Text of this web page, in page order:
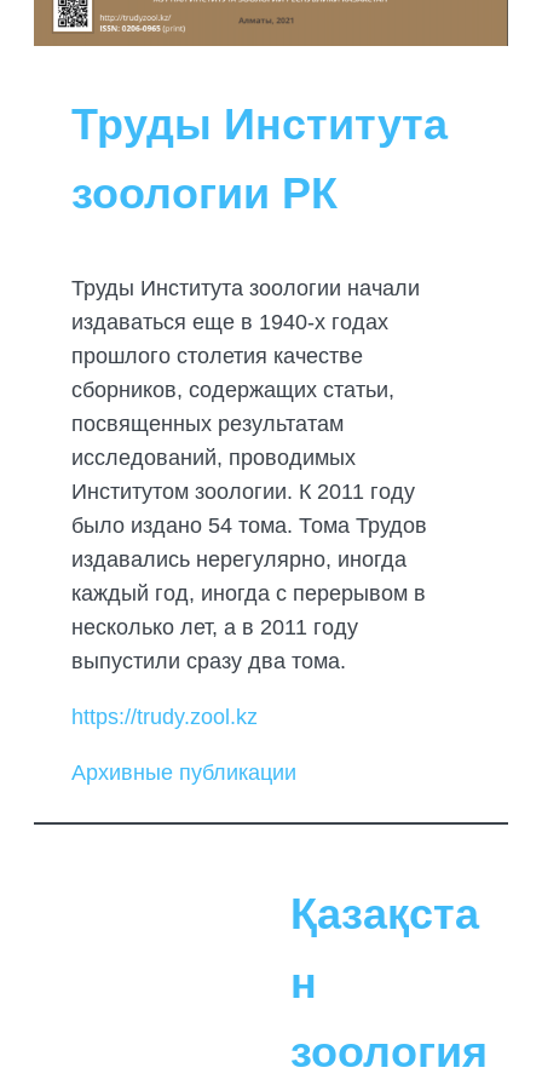
ОБОСНОВАНИЙ
ОРГАНИЗАЦИЯ ПОЛЕВЫХ ПРАКТИК,
СОВМЕСТНО С НАУЧНЫМ
ОБЩЕСТВОМ ТЕТИС
SAIGA NEWS
Труды Института
зоологии РК
Труды Института зоологии начали
издаваться еще в 1940-х годах
прошлого столетия качестве
сборников, содержащих статьи,
посвященных результатам
исследований, проводимых
Институтом зоологии. К 2011 году
было издано 54 тома. Тома Трудов
издавались нерегулярно, иногда
каждый год, иногда с перерывом в
несколько лет, а в 2011 году
выпустили сразу два тома.
https://trudy.zool.kz
Архивные публикации
Қазақста
н
зоология